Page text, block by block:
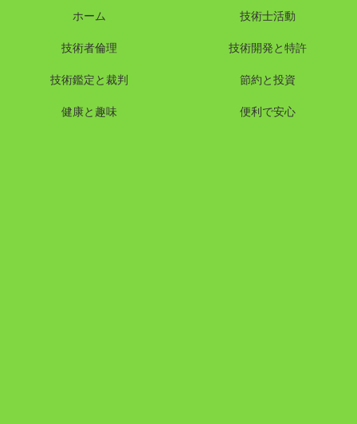
ホーム 技術士活動
技術者倫理 技術開発と特許
技術鑑定と裁判 節約と投資
健康と趣味 便利で安心